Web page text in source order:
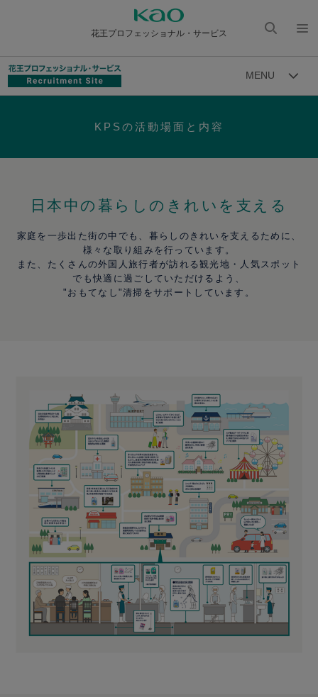
花王プロフェッショナル・サービス
く
MENU
KPSの活動場面と内容
日本中の暮らしのきれいを支える
家庭を一歩出た街の中でも、暮らしのきれいを支えるために、
様々な取り組みを行っています。
また、たくさんの外国人旅行者が訪れる観光地・人気スポット
でも快適に過ごしていただけるよう、
"おもてなし"清掃をサポートしています。